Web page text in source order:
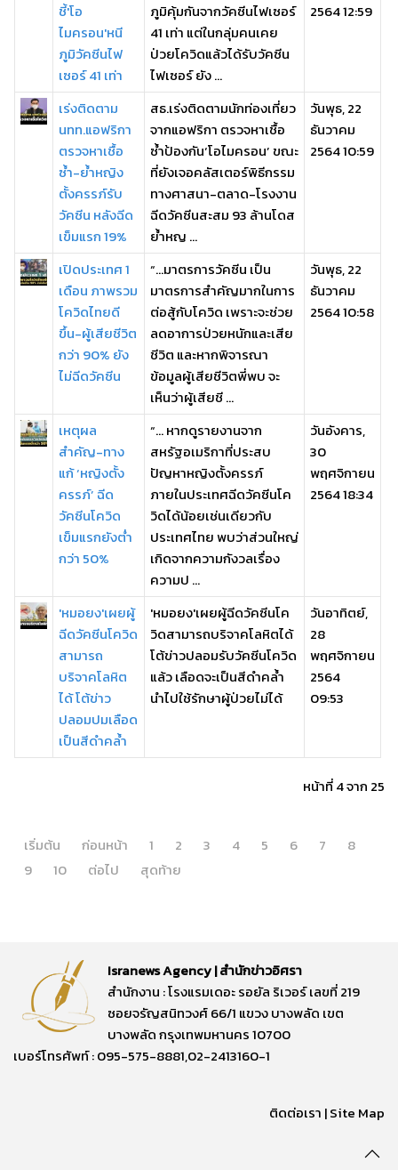
ชี้'โอ
ไมครอน'หนี
ภูมิวัคซีนไฟ
เซอร์ 41 เท่า
ภูมิคุ้มกันจากวัคซีนไฟเซอร์
41 เท่า แต่ในกลุ่มคนเคย
ป่วยโควิดแล้วได้รับวัคซีน
ไฟเซอร์ ยัง ...
2564 12:59
เร่งติดตาม
นทท.แอฟริกา
ตรวจหาเชื้อ
ซ้ำ-ย้ำหญิง
ตั้งครรภ์รับ
วัคซีน หลังฉีด
เข็มแรก 19%
สธ.เร่งติดตามนักท่องเที่ยว
จากแอฟริกา ตรวจหาเชื้อ
ซ้ำป้องกัน‘โอไมครอน’ ขณะ
ที่ยังเจอคลัสเตอร์พิธีกรรม
ทางศาสนา-ตลาด-โรงงาน
ฉีดวัคซีนสะสม 93 ล้านโดส
ย้ำหญ ...
วันพุธ, 22
ธันวาคม
2564 10:59
เปิดประเทศ 1
เดือน ภาพรวม
โควิดไทยดี
ขึ้น-ผู้เสียชีวิต
กว่า 90% ยัง
ไม่ฉีดวัคซีน
“…มาตรการวัคซีน เป็น
มาตรการสำคัญมากในการ
ต่อสู้กับโควิด เพราะจะช่วย
ลดอาการป่วยหนักและเสีย
ชีวิต และหากพิจารณา
ข้อมูลผู้เสียชีวิตพี่พบ จะ
เห็นว่าผู้เสียชี ...
วันพุธ, 22
ธันวาคม
2564 10:58
เหตุผล
สำคัญ-ทาง
แก้ ‘หญิงตั้ง
ครรภ์’ ฉีด
วัคซีนโควิด
เข็มแรกยังต่ำ
กว่า 50%
“… หากดูรายงานจาก
สหรัฐอเมริกาที่ประสบ
ปัญหาหญิงตั้งครรภ์
ภายในประเทศฉีดวัคซีนโค
วิดได้น้อยเช่นเดียวกับ
ประเทศไทย พบว่าส่วนใหญ่
เกิดจากความกังวลเรื่อง
ความป ...
วันอังคาร,
30
พฤศจิกายน
2564 18:34
'หมอยง'เผยผู้
ฉีดวัคซีนโควิด
สามารถ
บริจาคโลหิต
ได้ โต้ข่าว
ปลอมปมเลือด
เป็นสีดำคล้ำ
'หมอยง'เผยผู้ฉีดวัคซีนโค
วิดสามารถบริจาคโลหิตได้
โต้ข่าวปลอมรับวัคซีนโควิด
แล้ว เลือดจะเป็นสีดำคล้ำ
นำไปใช้รักษาผู้ป่วยไม่ได้
วันอาทิตย์,
28
พฤศจิกายน
2564
09:53
หน้าที่ 4 จาก 25
เริ่มต้น ก่อนหน้า 1 2 3 4 5 6 7
8
9
10 ต่อไป สุดท้าย
Isranews Agency | สำนักข่าวอิศรา
สำนักงาน : โรงแรมเดอะ รอยัล ริเวอร์ เลขที่ 219
ซอยจรัญสนิทวงศ์ 66/1 แขวง บางพลัด เขต
บางพลัด กรุงเทพมหานคร 10700
เบอร์โทรศัพท์ : 095-575-8881,02-2413160-1
ติดต่อเรา |Site Map